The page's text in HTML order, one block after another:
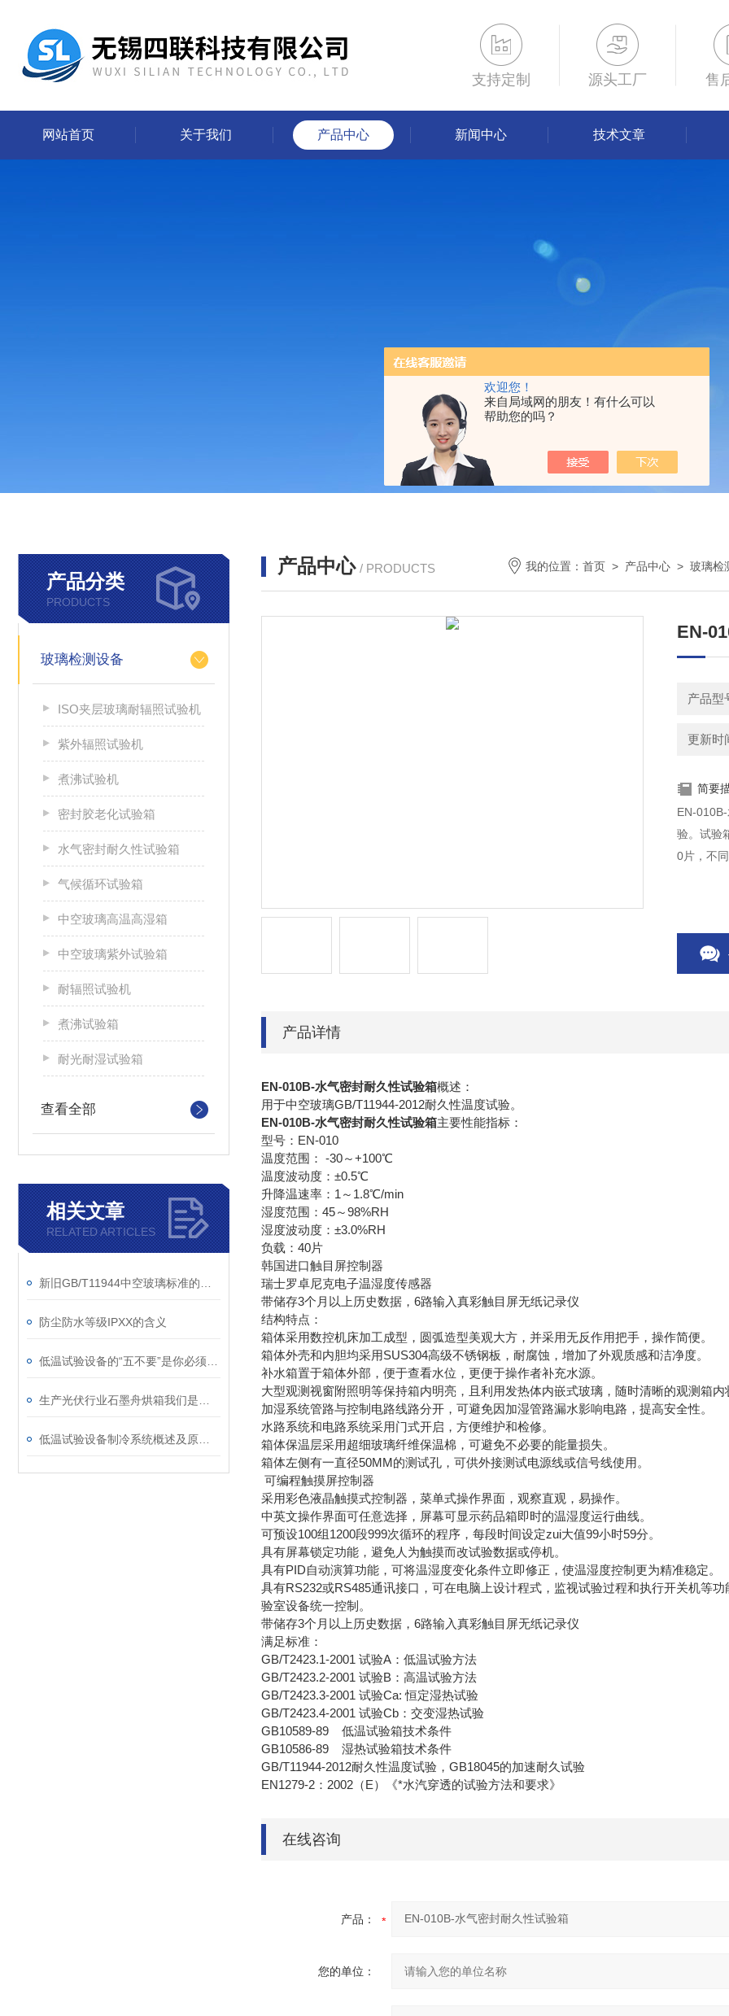
欢迎您！
来自局域网的朋友！有什么可以
帮助您的吗？
支持定制 源头工厂 售
网站首页 关于我们 产品中心 新闻中心 技术文章
产品分类
PRODUCTS
玻璃检测设备
ISO夹层玻璃耐辐照试验机
紫外辐照试验机
煮沸试验机
密封胶老化试验箱
水气密封耐久性试验箱
气候循环试验箱
中空玻璃高温高湿箱
中空玻璃紫外试验箱
耐辐照试验机
煮沸试验箱
耐光耐湿试验箱
查看全部
相关文章
RELATED ARTICLES
防尘防水等级IPXX的含义
产品中心 / PRODUCTS 我的位置： 首页 > 产品中心 > 玻璃检
EN-
产品型
更新时
简要
EN-
验。试验
0片，不
产品详情
EN-010B-水气密封耐久性试验箱概述：
用于中空玻璃GB/T11944-2012耐久性温度试验。
EN-010B-水气密封耐久性试验箱主要性能指标：
型号：EN-010
温度范围： -30～+100℃
温度波动度：±0.5℃
升降温速率：1～1.8℃/min
湿度范围：45～98%RH
湿度波动度：±3.0%RH
负载：40片
韩国进口触目屏控制器
瑞士罗卓尼克电子温湿度传感器
带储存3个月以上历史数据，6路输入真彩触目屏无纸记录仪
结构特点：
箱体采用数控机床加工成型，圆弧造型美观大方，并采用无反作用把手，操作简便。
箱体外壳和内胆均采用SUS304高级不锈钢板，耐腐蚀，增加了外观质感和洁净度。
补水箱置于箱体外部，便于查看水位，更便于操作者补充水源。
大型观测视窗附照明等保持箱内明亮，且利用发热体内嵌式玻璃，随时清晰的观测箱内
加湿系统管路与控制电路线路分开，可避免因加湿管路漏水影响电路，提高安全性。
水路系统和电路系统采用门式开启，方便维护和检修。
箱体保温层采用超细玻璃纤维保温棉，可避免不必要的能量损失。
箱体左侧有一直径50MM的测试孔，可供外接测试电源线或信号线使用。
可编程触摸屏控制器
采用彩色液晶触摸式控制器，菜单式操作界面，观察直观，易操作。
中英文操作界面可任意选择，屏幕可显示药品箱即时的温湿度运行曲线。
可预设100组1200段999次循环的程序，每段时间设定zui大值99小时59分。
具有屏幕锁定功能，避免人为触摸而改试验数据或停机。
具有PID自动演算功能，可将温湿度变化条件立即修正，使温湿度控制更为精准稳定。
具有RS232或RS485通讯接口，可在电脑上设计程式，监视试验过程和执行开关机等
验室设备统一控制。
带储存3个月以上历史数据，6路输入真彩触目屏无纸记录仪
满足标准：
GB/T2423.1-2001 试验A：低温试验方法
GB/T2423.2-2001 试验B：高温试验方法
GB/T2423.3-2001 试验Ca: 恒定湿热试验
GB/T2423.4-2001 试验Cb：交变湿热试验
GB10589-89 低温试验箱技术条件
GB10586-89 湿热试验箱技术条件
GB/T11944-2012耐久性温度试验，GB18045的加速耐久试验
EN1279-2：2002（E）《*水汽穿透的试验方法和要求》
在线咨询
产品：
您的单位：